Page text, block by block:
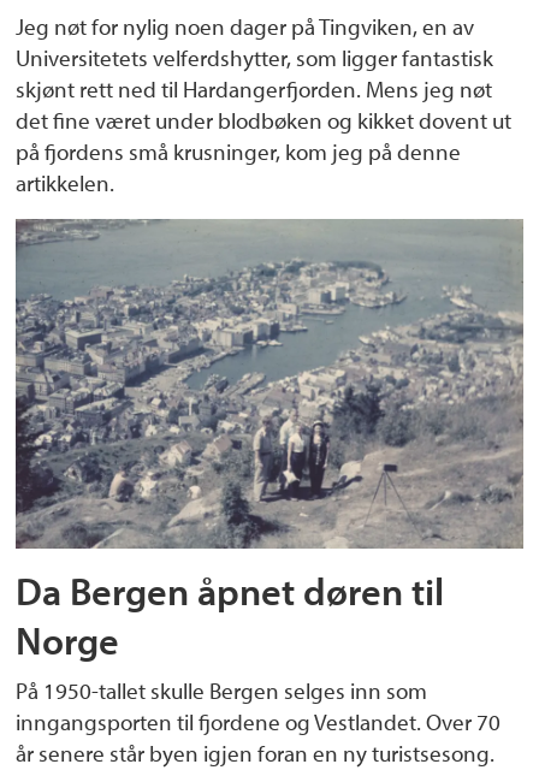
Jeg nøt for nylig noen dager på Tingviken, en av
Universitetets velferdshytter, som ligger fantastisk
skjønt rett ned til Hardangerfjorden. Mens jeg nøt
det fine været under blodbøken og kikket dovent ut
på fjordens små krusninger, kom jeg på denne
artikkelen.
Da Bergen åpnet døren til
Norge
På 1950-tallet skulle Bergen selges inn som
inngangsporten til fjordene og Vestlandet. Over 70
år senere står byen igjen foran en ny turistsesong.